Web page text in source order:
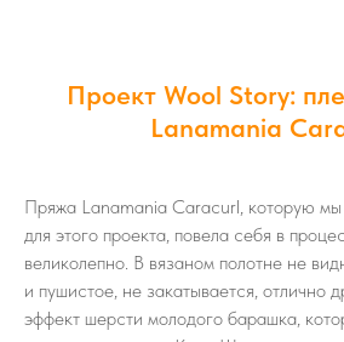
Проект Wool Story:
Lanamania
Пряжа Lanamania Caracurl, которую мы
для этого проекта, повела себя в
великолепно. В вязаном полотне не
и пушистое, не закатывается, отлично
эффект шерсти молодого барашка,